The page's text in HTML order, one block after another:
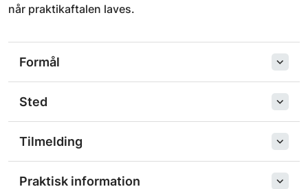
når praktikaftalen laves.
Formål
Sted
Tilmelding
Praktisk information